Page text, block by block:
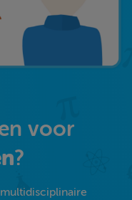
voor
?